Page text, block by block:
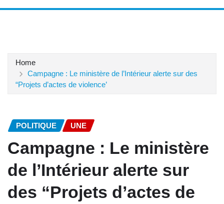
Home
Campagne : Le ministère de l’Intérieur alerte sur des
“Projets d’actes de violence’
POLITIQUE UNE
Campagne : Le ministère
de l’Intérieur alerte sur
des “Projets d’actes de